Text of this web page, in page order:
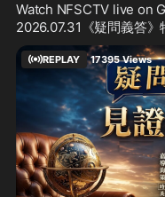
Watch NFSCTV live on
2026.07.31《疑問義答
REPLAY 17395Views